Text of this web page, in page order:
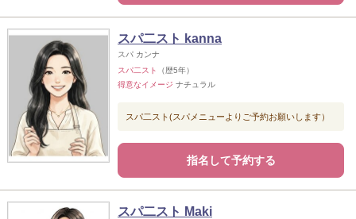
スパ二スト kanna
スパ カンナ
スパ二スト
（歴5年）
得意なイメージ ナチュラル
スパ二スト(スパメニューよりご予約お願いします）
指名して予約する
スパ二スト Maki